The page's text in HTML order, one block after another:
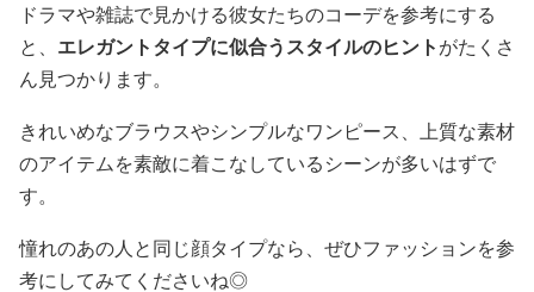
ドラマや雑誌で見かける彼女たちのコーデを参考にする
と、 エレガントタイプに似合うスタイルのヒントがたくさ
ん見つかります。
きれいめなブラウスやシンプルなワンピース、上質な素材
のアイテムを素敵に着こなしているシーンが多いはずで
す。
憧れのあの人と同じ顔タイプなら、ぜひファッションを参
考にしてみてくださいね◎